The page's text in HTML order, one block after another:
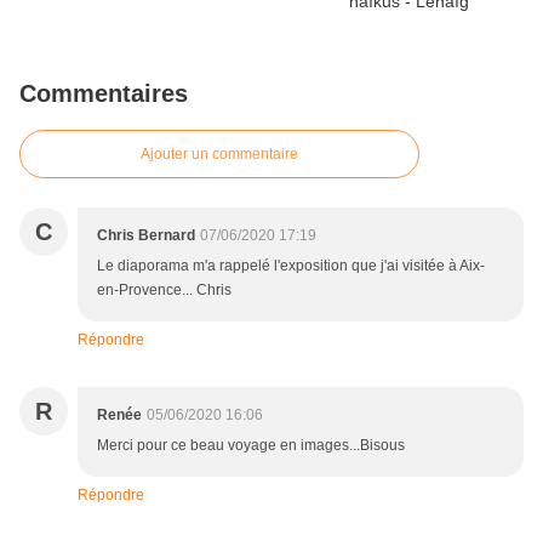
Commentaires
Ajouter un commentaire
C Chris Bernard 07/06/2020 17:19
Le diaporama m'a rappelé l'exposition que j'ai visitée à Aix-
en-Provence... Chris
Répondre
R Renée 05/06/2020 16:06
Merci pour ce beau voyage en images...Bisous
Répondre